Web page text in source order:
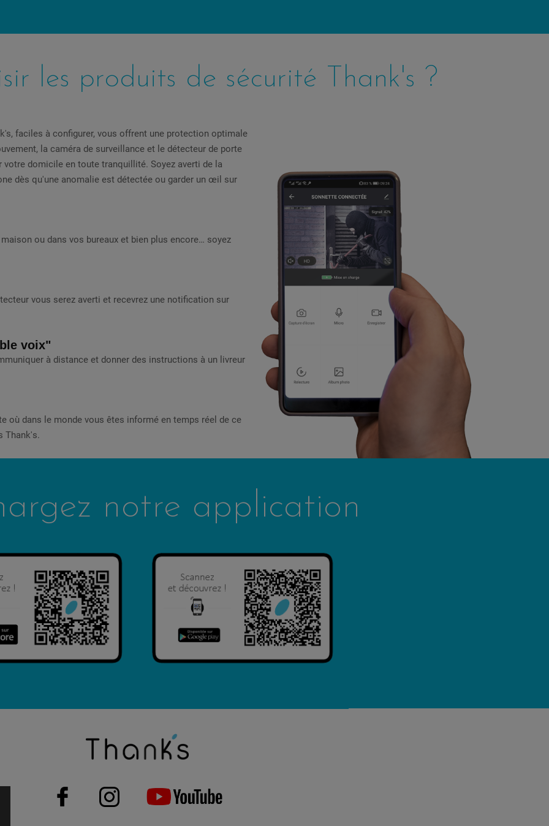
les produits de sécurité Thank's ?
faciles à configurer, vous offrent une protection optimale
la caméra de surveillance et le détecteur de porte
domicile en toute tranquillité. Soyez averti de la
dès qu'une anomalie est détectée ou garder un œil sur
ou dans vos bureaux et bien plus encore… soyez
vous serez averti et recevrez une notification sur
voix"
à distance et donner des instructions à un livreur
où dans le monde vous êtes informé en temps réel de ce
Thank's.
notre application